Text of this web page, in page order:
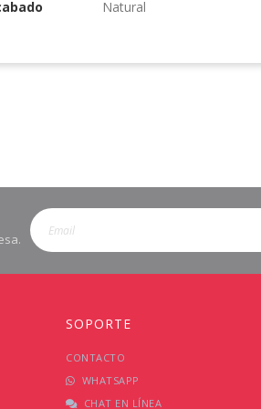
Natural
SOPORTE
CONTACTO
WHATSAPP
CHAT EN LÍNEA